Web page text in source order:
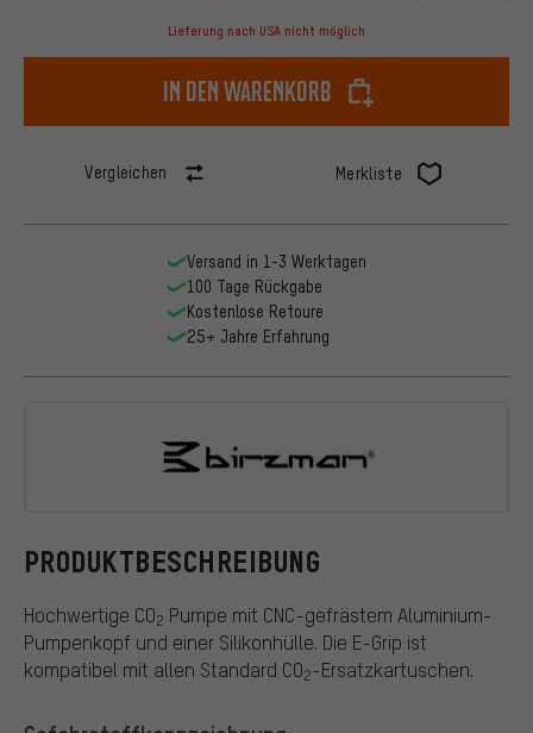
Lieferung nach USA nicht möglich
In den Warenkorb
Vergleichen Merkliste
PRODUKTBESCHREIBUNG
Hochwertige CO2 Pumpe mit CNC-gefrästem Aluminium-
Pumpenkopf und einer Silikonhülle. Die E-Grip ist
kompatibel mit allen Standard CO2-Ersatzkartuschen.
Versand in 1-3 Werktagen
100 Tage Rückgabe
Kostenlose Retoure
25+ Jahre Erfahrung